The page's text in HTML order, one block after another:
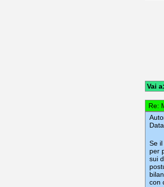
Vai a:
Re:
Se
per
sui
con